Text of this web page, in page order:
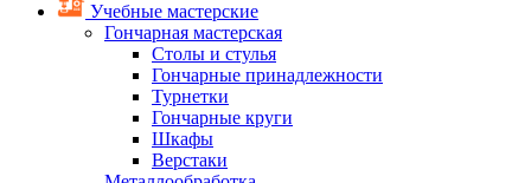
Учебные мастерские
Гончарная мастерская
Столы и стулья
Гончарные принадлежности
Турнетки
Гончарные круги
Шкафы
Верстаки